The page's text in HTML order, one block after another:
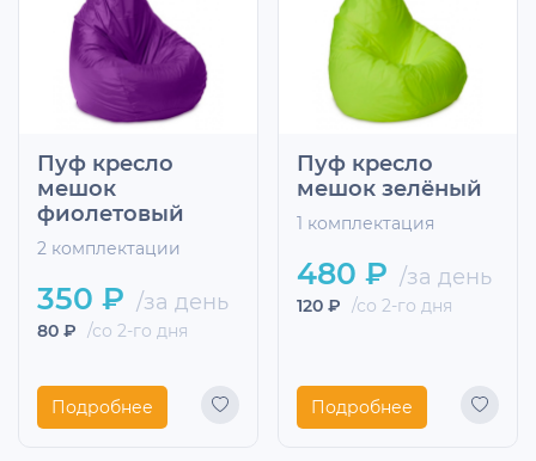
Пуф кресло
мешок
фиолетовый
2 комплектации
350 ₽ /за день
80 ₽ /со 2-го дня
Подробнее
Пуф кресло
мешок зелёный
1 комплектация
480 ₽ /за день
120 ₽ /со 2-го дня
Подробнее